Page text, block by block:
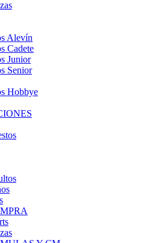
Alevín
Cadete
Junior
Senior
Hobbye